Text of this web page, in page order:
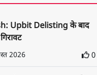
Upbit Delisting के बाद
2026 0